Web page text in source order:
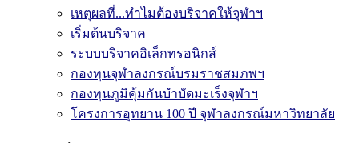
เหตุผลที่...ทำไมต้องบริจาคให้จุฬาฯ
เริ่มต้นบริจาค
ระบบบริจาคอิเล็กทรอนิกส์
กองทุนจุฬาลงกรณ์บรมราชสมภพฯ
กองทุนภูมิคุ้มกันบำบัดมะเร็งจุฬาฯ
โครงการอุทยาน 100 ปี จุฬาลงกรณ์มหาวิทยาลัย